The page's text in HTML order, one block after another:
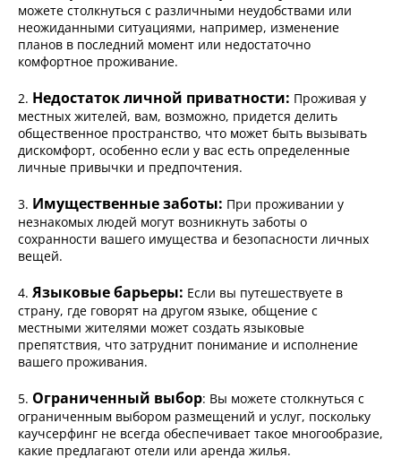
можете столкнуться с различными неудобствами или
неожиданными ситуациями, например, изменение
планов в последний момент или недостаточно
комфортное проживание.
2. Недостаток личной приватности: Проживая у
местных жителей, вам, возможно, придется делить
общественное пространство, что может быть вызывать
дискомфорт, особенно если у вас есть определенные
личные привычки и предпочтения.
3. Имущественные заботы: При проживании у
незнакомых людей могут возникнуть заботы о
сохранности вашего имущества и безопасности личных
вещей.
4. Языковые барьеры: Если вы путешествуете в
страну, где говорят на другом языке, общение с
местными жителями может создать языковые
препятствия, что затруднит понимание и исполнение
вашего проживания.
5. Ограниченный выбор: Вы можете столкнуться с
ограниченным выбором размещений и услуг, поскольку
каучсерфинг не всегда обеспечивает такое многообразие,
какие предлагают отели или аренда жилья.